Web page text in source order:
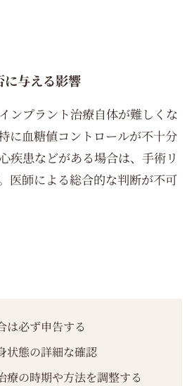
に与える影響
ンプラント治療自体が難しくな
に血糖値コントロールが不十分
疾患などがある場合は、手術リ
医師による総合的な判断が不可
は必ず申告する
状態の詳細な確認
療の時期や方法を調整する